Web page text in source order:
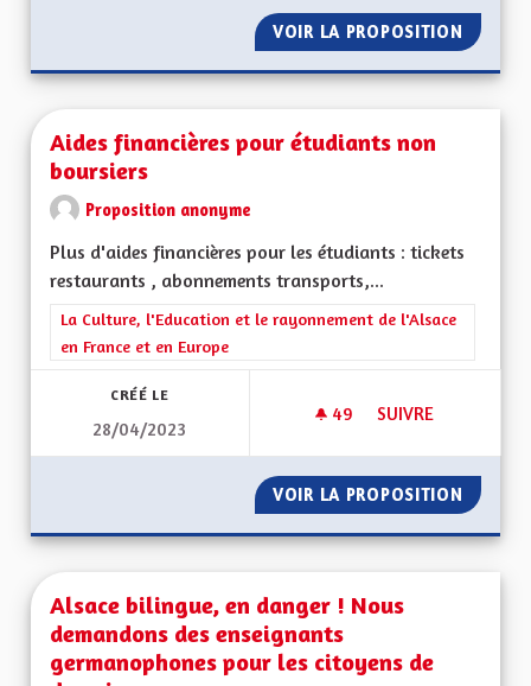
VOIR LA PROPOSITION AIDE
Aides financières pour étudiants non
boursiers
Proposition anonyme
Plus d'aides financières pour les étudiants : tickets
restaurants , abonnements transports,...
Filtrer les résultats de la catégorie : La Culture, l'Education et
La Culture, l'Education et le rayonnement de l'Alsace
en France et en Europe
CRÉÉ LE
28/04/2023
49 49 ABONNÉS
SUIVRE
VOIR LA PROPOSITION AIDES
Alsace bilingue, en danger ! Nous
demandons des enseignants
germanophones pour les citoyens de